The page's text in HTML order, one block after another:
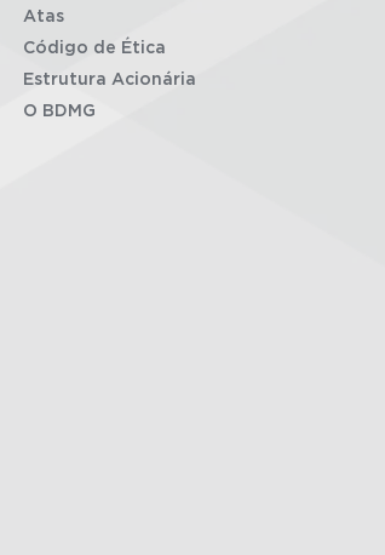
Atas
Código de Ética
Estrutura Acionária
O BDMG